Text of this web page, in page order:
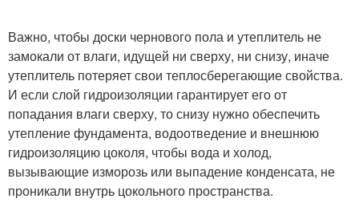
Важно, чтобы доски чернового пола и утеплитель не
замокали от влаги, идущей ни сверху, ни снизу, иначе
утеплитель потеряет свои теплосберегающие свойства.
И если слой гидроизоляции гарантирует его от
попадания влаги сверху, то снизу нужно обеспечить
утепление фундамента, водоотведение и внешнюю
гидроизоляцию цоколя, чтобы вода и холод,
вызывающие изморозь или выпадение конденсата, не
проникали внутрь цокольного пространства.